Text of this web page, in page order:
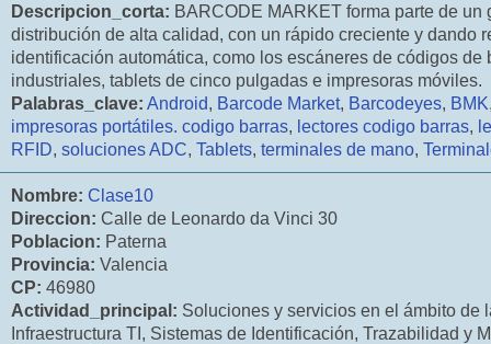
Descripcion_corta: BARCODE MARKET forma parte de
distribución de alta calidad, con un rápido creciente y dando
identificación automática, como los escáneres de códigos de
industriales, tablets de cinco pulgadas e impresoras móviles.
Palabras_clave: Android, Barcode Market, Barcodeyes, BMK
impresoras portátiles. codigo barras, lectores codigo barras,
RFID, soluciones ADC, Tablets, terminales de mano,
Nombre: Clase10
Direccion: Calle de Leonardo da Vinci 30
Poblacion: Paterna
Provincia: Valencia
CP: 46980
Actividad_principal: Soluciones y servicios en el ámbito de
Infraestructura TI, Sistemas de Identificación, Trazabilidad y